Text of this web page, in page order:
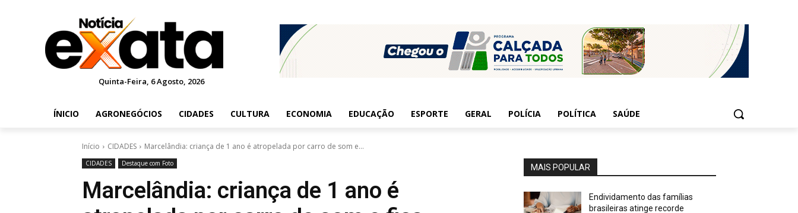
Quinta-Feira, 6 Agosto, 2026
ÍNICIO AGRONEGÓCIOS CIDADES CULTURA ECONOMIA EDUCAÇÃO ESPORTE GERAL POLÍCIA POLÍTICA SAÚDE
Início CIDADES Marcelândia: criança de 1 ano é atropelada por carro de som e...
CIDADES Destaque com Foto
Marcelândia: criança de 1 ano é
MAIS POPULAR
Endividamento das famílias
brasileiras atinge recorde